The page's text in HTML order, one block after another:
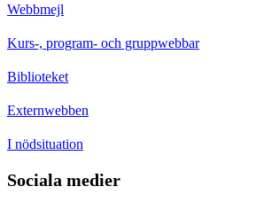
Webbmejl
Kurs-, program- och gruppwebbar
Biblioteket
Externwebben
I nödsituation
Sociala medier